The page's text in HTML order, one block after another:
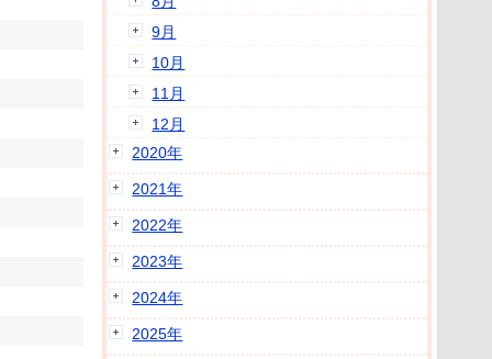
9月
10月
11月
12月
2020年
2021年
2022年
2023年
2024年
2025年